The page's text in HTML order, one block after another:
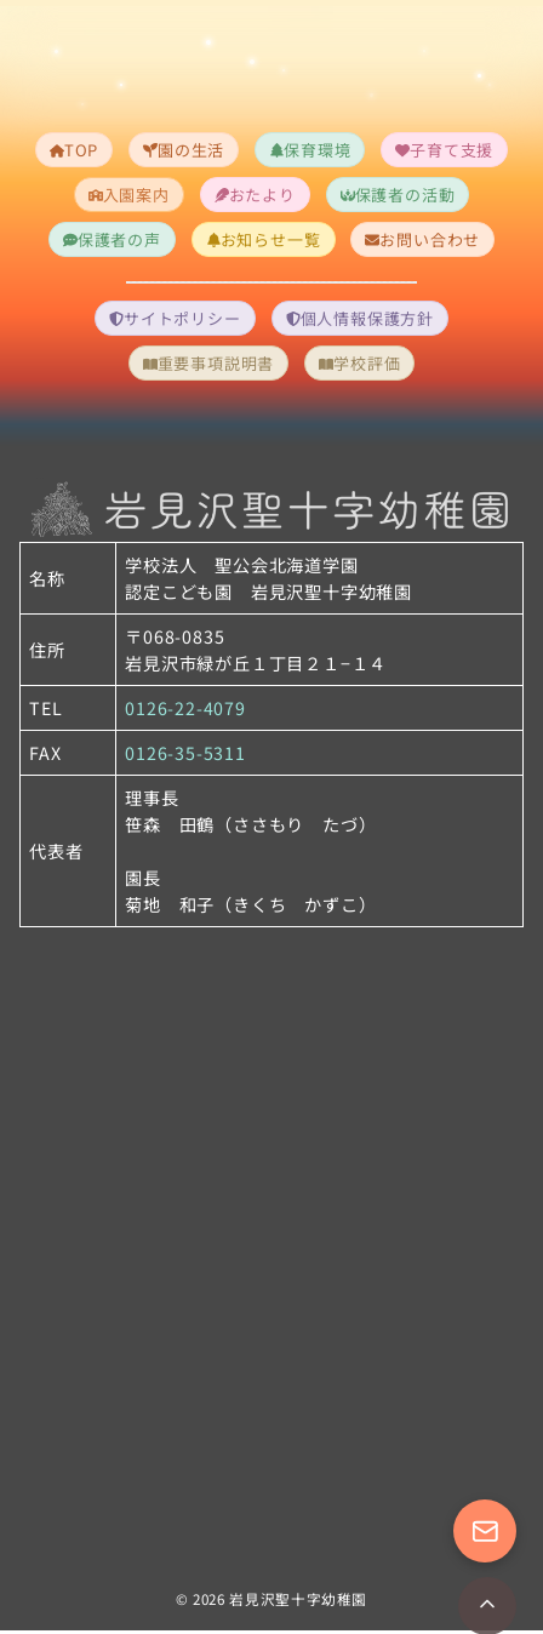
TOP 園の生活 保育環境
子育て支援
入園案内
おたより
保護者の活動
保護者の声
お知らせ一覧 お問い合わせ
サイトポリシー
個人情報保護方針
重要事項説明書
学校評価
名称
学校法人 聖公会北海道学園
認定こども園 岩見沢聖十字幼稚園
住所
〒068-0835
岩見沢市緑が丘１丁目２１−１４
TEL
0126-22-4079
FAX
0126-35-5311
代表者
理事長
笹森 田鶴（ささもり たづ）
園長
菊地 和子（きくち かずこ）
© 2026岩見沢聖十字幼稚園